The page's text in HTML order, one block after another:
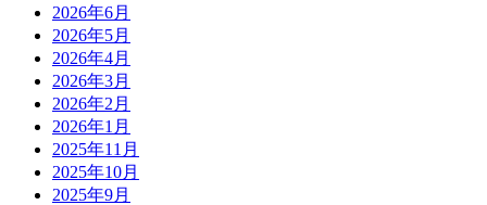
2026年6月
2026年5月
2026年4月
2026年3月
2026年2月
2026年1月
2025年11月
2025年10月
2025年9月